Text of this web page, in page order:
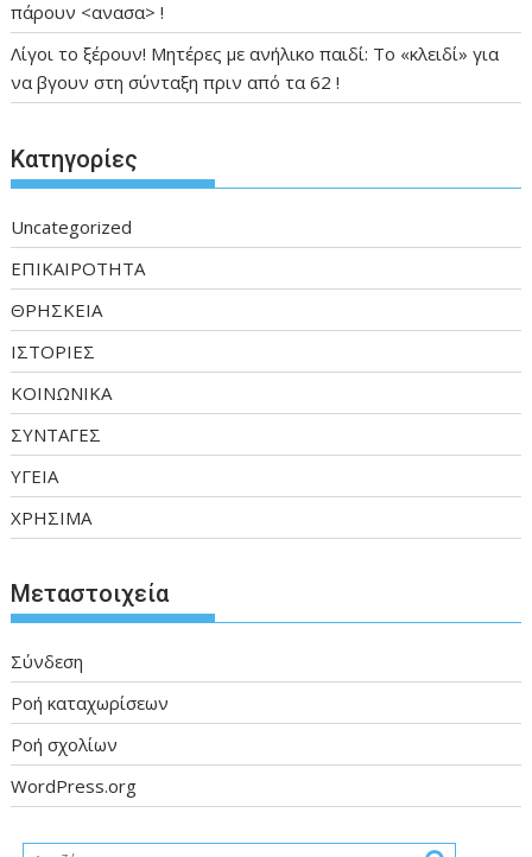
πάρουν <ανασα> !
Λίγοι το ξέρουν! Μητέρες με ανήλικο παιδί: Το «κλειδί» για
να βγουν στη σύνταξη πριν από τα 62 !
Kατηγορίες
Uncategorized
ΕΠΙΚΑΙΡΟΤΗΤΑ
ΘΡΗΣΚΕΙΑ
ΙΣΤΟΡΙΕΣ
ΚΟΙΝΩΝΙΚΑ
ΣΥΝΤΑΓΕΣ
ΥΓΕΙΑ
ΧΡΗΣΙΜΑ
Μεταστοιχεία
Σύνδεση
Ροή καταχωρίσεων
Ροή σχολίων
WordPress.org